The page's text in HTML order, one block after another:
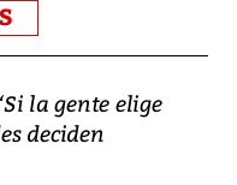
la gente elige
deciden